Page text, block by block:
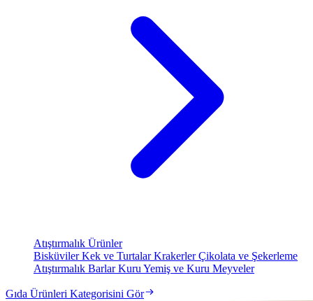
Atıştırmalık Ürünler
BisküvilerKek ve TurtalarKrakerlerÇikolata ve Şekerleme
Atıştırmalık BarlarKuru Yemiş ve Kuru Meyveler
Gıda Ürünleri Kategorisini Gör